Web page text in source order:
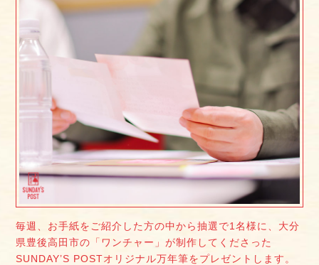
毎週、お手紙をご紹介した方の中から抽選で1名様に、大分
県豊後高田市の「ワンチャー」が制作してくださった
SUNDAY’S POSTオリジナル万年筆をプレゼントします。